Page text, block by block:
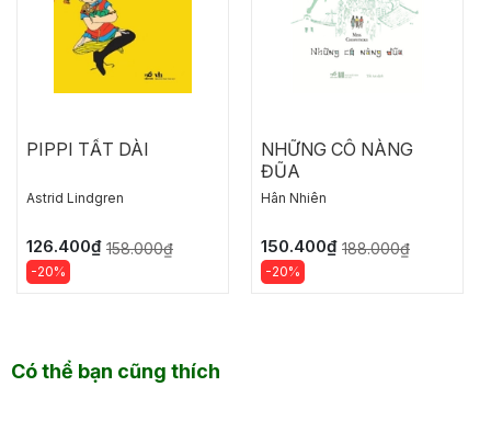
PIPPI TẤT DÀI
Astrid Lindgren
126.400₫ 158.000₫
-20%
NHỮNG CÔ NÀNG
ĐŨA
Hân Nhiên
150.400₫ 188.000₫
-20%
Có thể bạn cũng thích